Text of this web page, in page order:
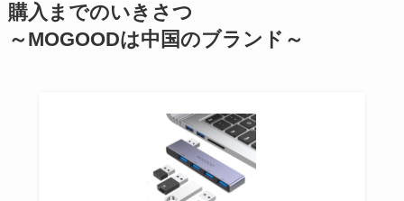
購入までのいきさつ
～MOGOODは中国のブランド～